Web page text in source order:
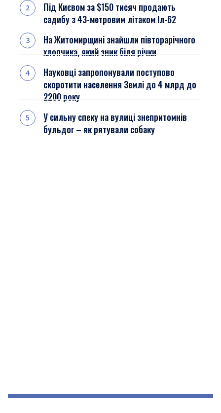
Під Києвом за $150 тисяч продають
садибу з 43-метровим літаком Іл-62
На Житомирщині знайшли півторарічного
хлопчика, який зник біля річки
Науковці запропонували поступово
скоротити населення Землі до 4 млрд до
2200 року
У сильну спеку на вулиці знепритомнів
бульдог – як рятували собаку